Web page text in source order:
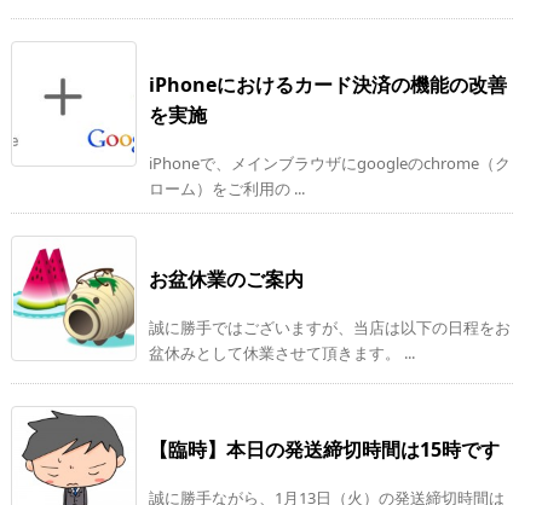
iPhoneにおけるカード決済の機能の改善
を実施
iPhoneで、メインブラウザにgoogleのchrome（ク
ローム）をご利用の ...
お盆休業のご案内
誠に勝手ではございますが、当店は以下の日程をお
盆休みとして休業させて頂きます。 ...
【臨時】本日の発送締切時間は15時です
誠に勝手ながら、1月13日（火）の発送締切時間は